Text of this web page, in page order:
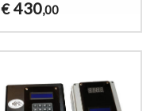
€ 430,00